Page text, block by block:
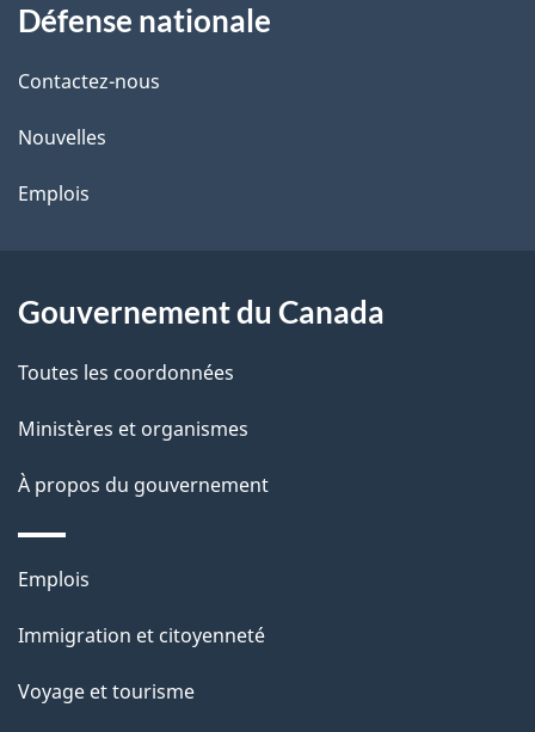
i
l
s
d
l
p
a
g
e
propos
de
ce
site
Défense nationale
Contactez-nous
Nouvelles
Emplois
Gouvernement du Canada
Toutes les coordonnées
Ministères et organismes
À propos du gouvernement
Thèmes
sujets
Emplois
Immigration et citoyenneté
Voyage et tourisme